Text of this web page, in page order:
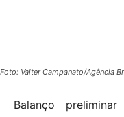
Foto: Valter Campanato/Agência
Balanço